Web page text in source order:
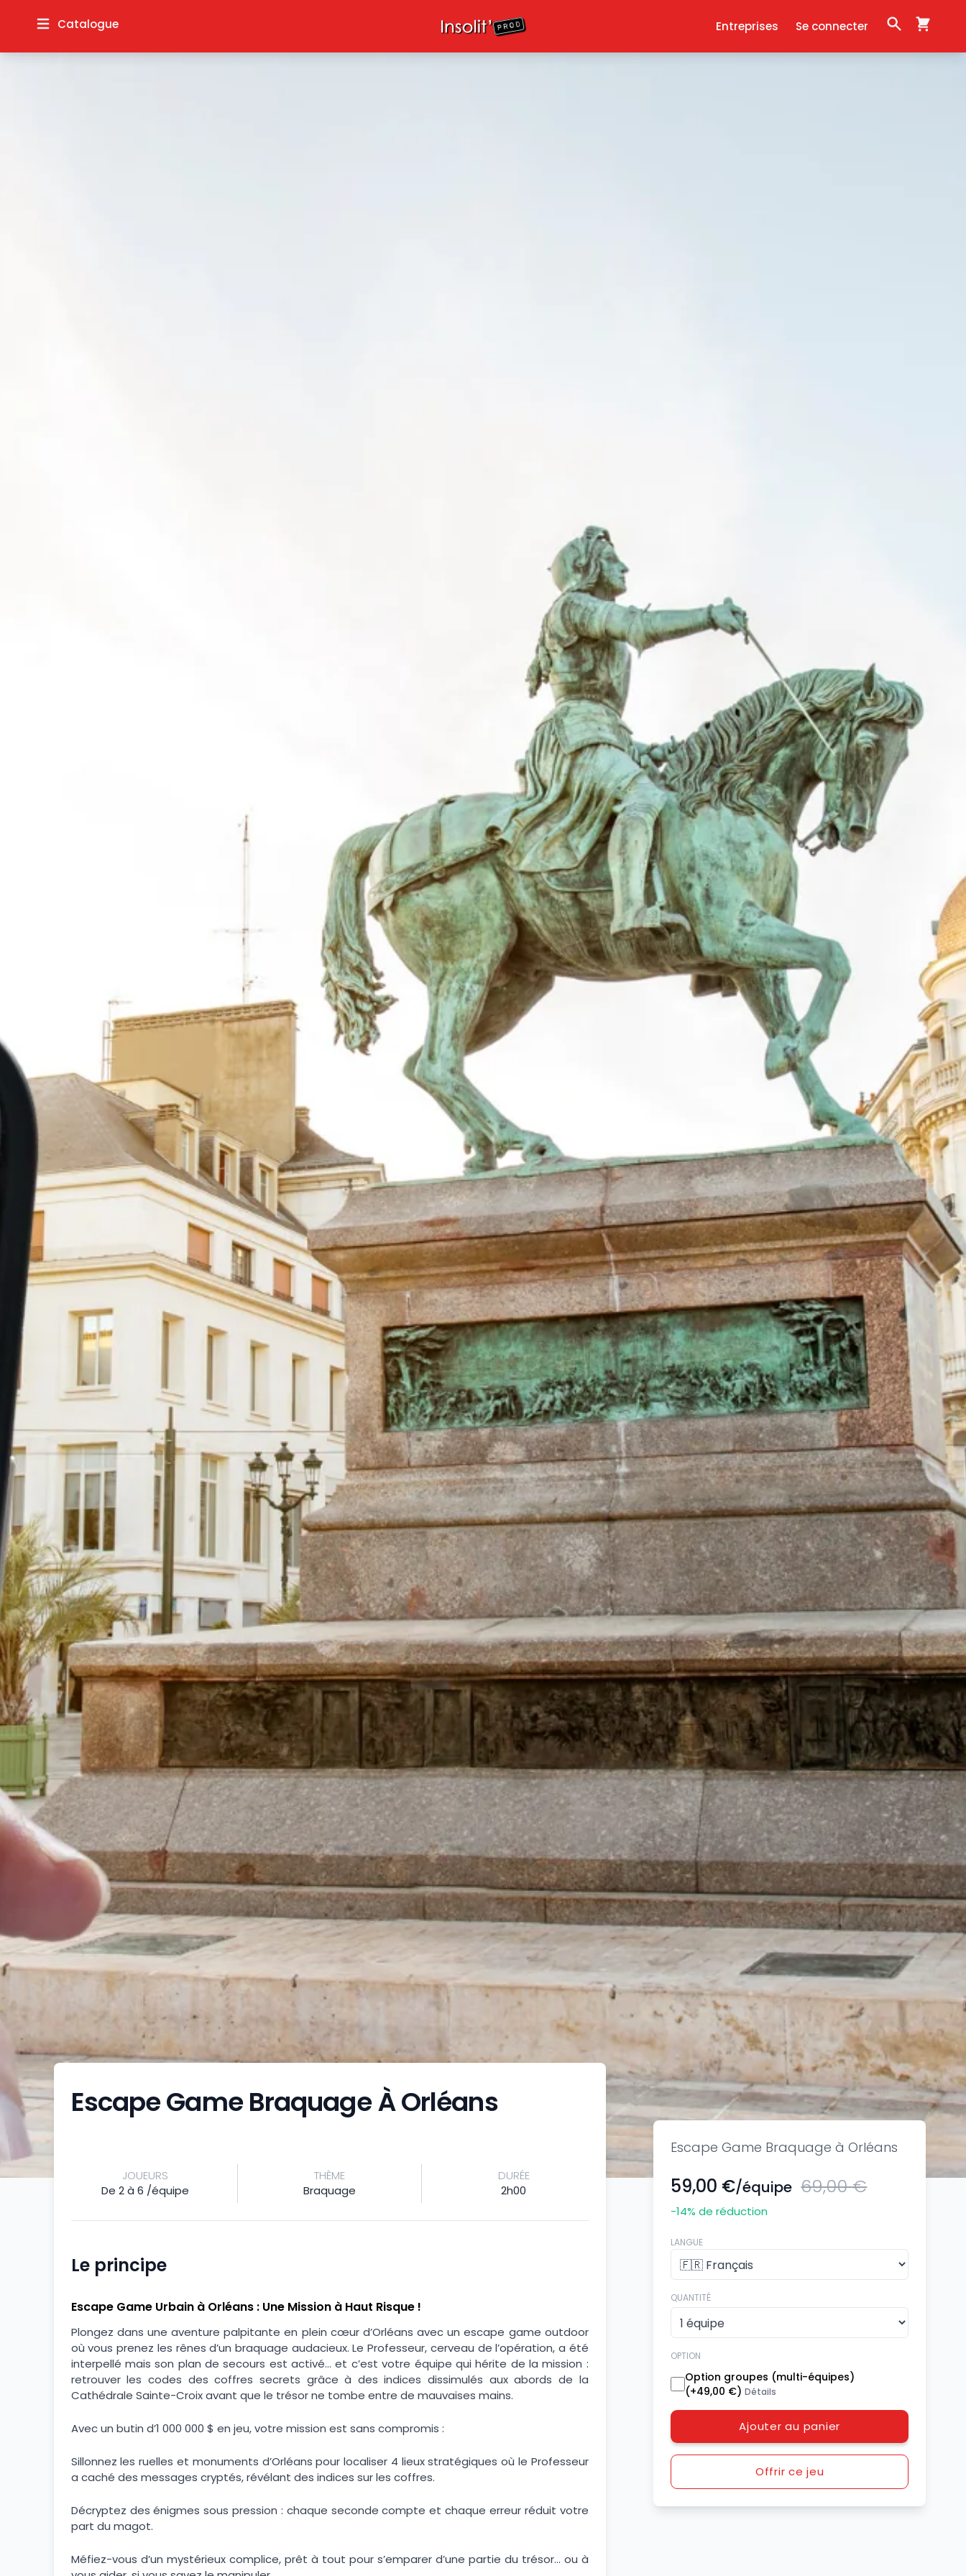
Catalogue Entreprises Se connecter
Escape Game Braquage à Orléans
59,00 €/équipe 69,00 €
-14% de réduction
LANGUE
QUANTITÉ
OPTION
Option groupes (multi-équipes)
(+49,00 €)Détails
Ajouter au panier
Offrir ce jeu
Escape Game Braquage À Orléans
JOUEURS
De 2 à 6 /équipe
THÈME
Braquage
DURÉE
2h00
Le principe
Escape Game Urbain à Orléans : Une Mission à Haut Risque !
Plongez dans une aventure palpitante en plein cœur d’Orléans avec un escape game outdoor
où vous prenez les rênes d’un braquage audacieux. Le Professeur, cerveau de l’opération, a été
interpellé mais son plan de secours est activé… et c’est votre équipe qui hérite de la mission :
retrouver les codes des coffres secrets grâce à des indices dissimulés aux abords de la
Cathédrale Sainte-Croix avant que le trésor ne tombe entre de mauvaises mains.
Avec un butin d’1 000 000 $ en jeu, votre mission est sans compromis :
Sillonnez les ruelles et monuments d’Orléans pour localiser 4 lieux stratégiques où le Professeur
a caché des messages cryptés, révélant des indices sur les coffres.
Décryptez des énigmes sous pression : chaque seconde compte et chaque erreur réduit votre
part du magot.
Méfiez-vous d’un mystérieux complice, prêt à tout pour s’emparer d’une partie du trésor… ou à